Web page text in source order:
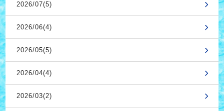
2026/07(5)
2026/06(4)
2026/05(5)
2026/04(4)
2026/03(2)